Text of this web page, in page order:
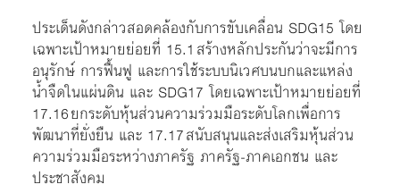
ประเด็นดังกล่าวสอดคล้องกับการขับเคลื่อน SDG15 โดย
เฉพาะเป้าหมายย่อยที่ 15.1 สร้างหลักประกันว่าจะมีการ
อนุรักษ์ การฟื้นฟู และการใช้ระบบนิเวศบนบกและแหล่ง
น้ำจืดในแผ่นดิน และ SDG17 โดยเฉพาะเป้าหมายย่อยที่
17.16 ยกระดับหุ้นส่วนความร่วมมือระดับโลกเพื่อการ
พัฒนาที่ยั่งยืน และ 17.17 สนับสนุนและส่งเสริมหุ้นส่วน
ความร่วมมือระหว่างภาครัฐ ภาครัฐ-ภาคเอกชน และ
ประชาสังคม